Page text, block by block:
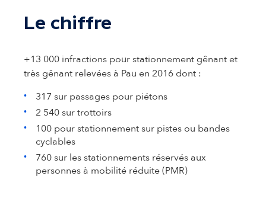
Le chiffre
+13 000 infractions pour stationnement gênant et
très gênant relevées à Pau en 2016 dont :
317 sur passages pour piétons
2 540 sur trottoirs
100 pour stationnement sur pistes ou bandes
cyclables
760 sur les stationnements réservés aux
personnes à mobilité réduite (PMR)